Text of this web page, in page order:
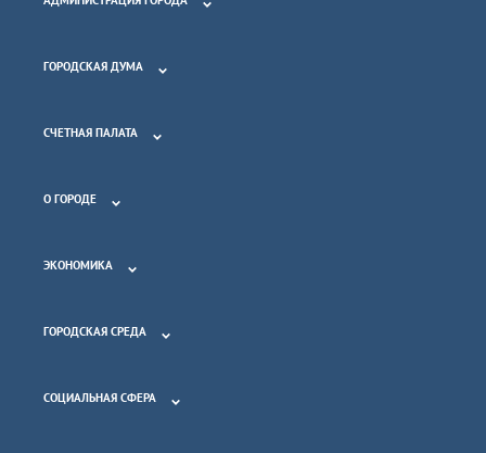
ГОРОДСКАЯ ДУМА
СЧЕТНАЯ ПАЛАТА
О ГОРОДЕ
ЭКОНОМИКА
ГОРОДСКАЯ СРЕДА
СОЦИАЛЬНАЯ СФЕРА